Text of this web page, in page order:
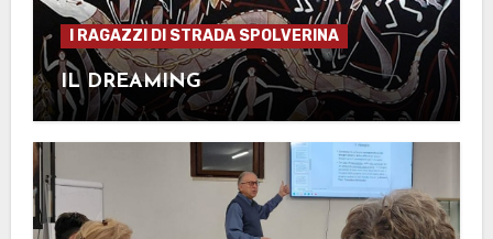
I RAGAZZI DI STRADA SPOLVERINA
IL DREAMING